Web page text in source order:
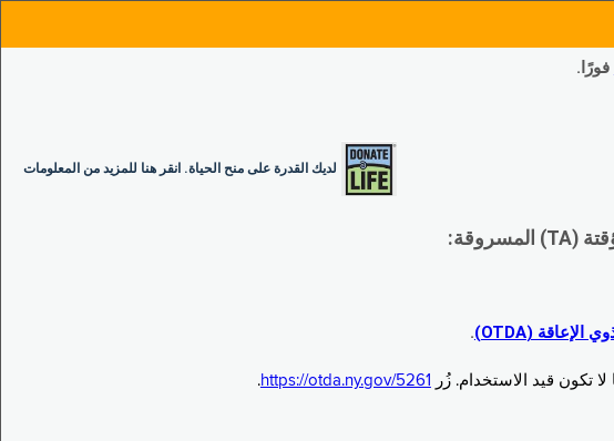
فورًا.
لديك القدرة على منح الحياة. انقر هنا للمزيد من المعلومات
.
https://otda.ny.gov/5261
.